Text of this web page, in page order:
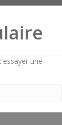
essayer une